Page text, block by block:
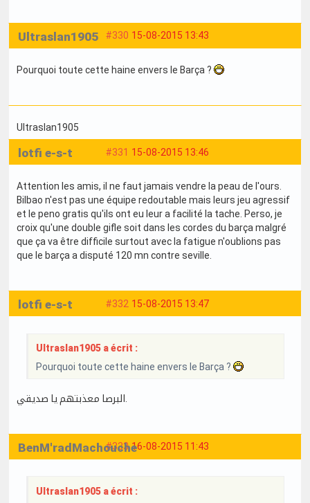
#330 15-08-2015 13:43
Ultraslan1905
Pourquoi toute cette haine envers le Barça ?
Ultraslan1905
#331 15-08-2015 13:46
lotfi e-s-t
Attention les amis, il ne faut jamais vendre la peau de l'ours.
Bilbao n'est pas une équipe redoutable mais leurs jeu agressif
et le peno gratis qu'ils ont eu leur a facilité la tache. Perso, je
croix qu'une double gifle soit dans les cordes du barça malgré
que ça va être difficile surtout avec la fatigue n'oublions pas
que le barça a disputé 120 mn contre seville.
#332 15-08-2015 13:47
lotfi e-s-t
Ultraslan1905 a écrit :
Pourquoi toute cette haine envers le Barça ?
#333 16-08-2015 11:43
BenM'radMachouche
Ultraslan1905 a écrit :